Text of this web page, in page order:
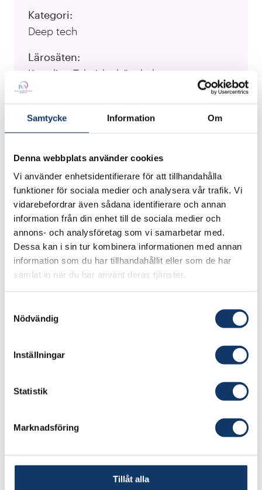
Samtycke Information Om
Denna webbplats använder cookies
Vi använder enhetsidentifierare för att tillhandahålla
funktioner för sociala medier och analysera vår trafik. Vi
vidarebefordrar även sådana identifierare och annan
information från din enhet till de sociala medier och
annons- och analysföretag som vi samarbetar med.
Dessa kan i sin tur kombinera informationen med annan
information som du har tillhandahållit eller som de har
samlat in när du har använt deras tjänster.
Nödvändig
Inställningar
Statistik
Marknadsföring
Tillåt alla
Kategori:
Deep tech
Lärosäten:
Kungliga Tekniska högskolan
Alessandro Prencipe, Halvor Fergestad
Varje dag blir vi mer uppkopplade genom appar,
Cloud-tjänster och AI-system vilka främjar
ekonomisk tillväxt och tillåter oss att vara mer
kopplade till varandra. Dock är utvecklingen av
nya och effektivare teknologier nödvändigt
eftersom informations- och
Våra komponenters minskade fysiska storlek
möjliggör 3ggr högre dataöverföringshastighet
samtidigt som energiförbrukningen minskas till
Just nu testar vi prototyper, undersöker hur vi
tillsammans med våra industripartners för att
skapa en hållbar informationstekniksektor.